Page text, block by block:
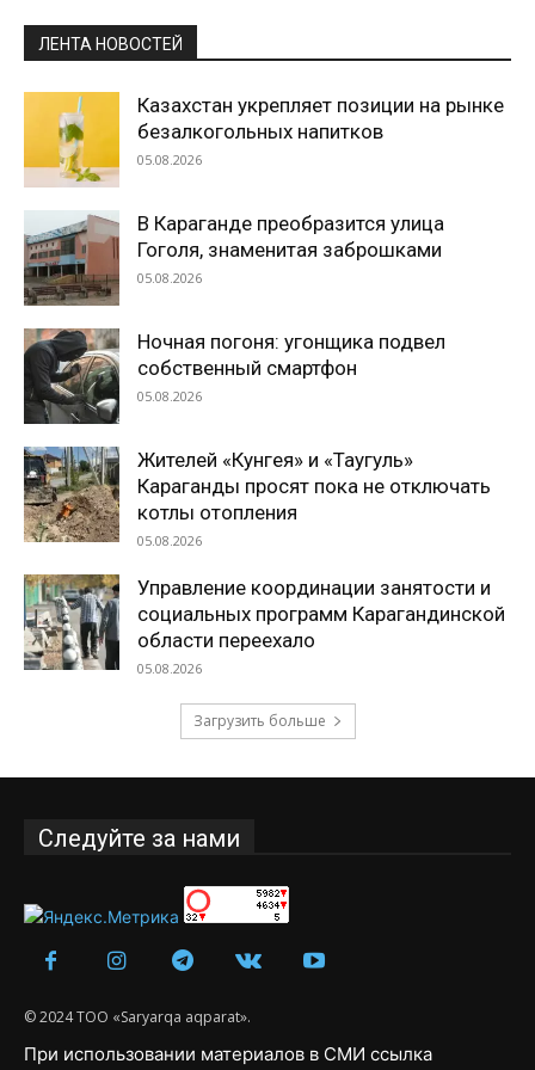
ЛЕНТА НОВОСТЕЙ
Казахстан укрепляет позиции на рынке
безалкогольных напитков
05.08.2026
В Караганде преобразится улица
Гоголя, знаменитая заброшками
05.08.2026
Ночная погоня: угонщика подвел
собственный смартфон
05.08.2026
Жителей «Кунгея» и «Таугуль»
Караганды просят пока не отключать
котлы отопления
05.08.2026
Управление координации занятости и
социальных программ Карагандинской
области переехало
05.08.2026
Загрузить больше
Следуйте за нами
© 2024 ТОО «Saryarqa aqparat».
При использовании материалов в СМИ ссылка